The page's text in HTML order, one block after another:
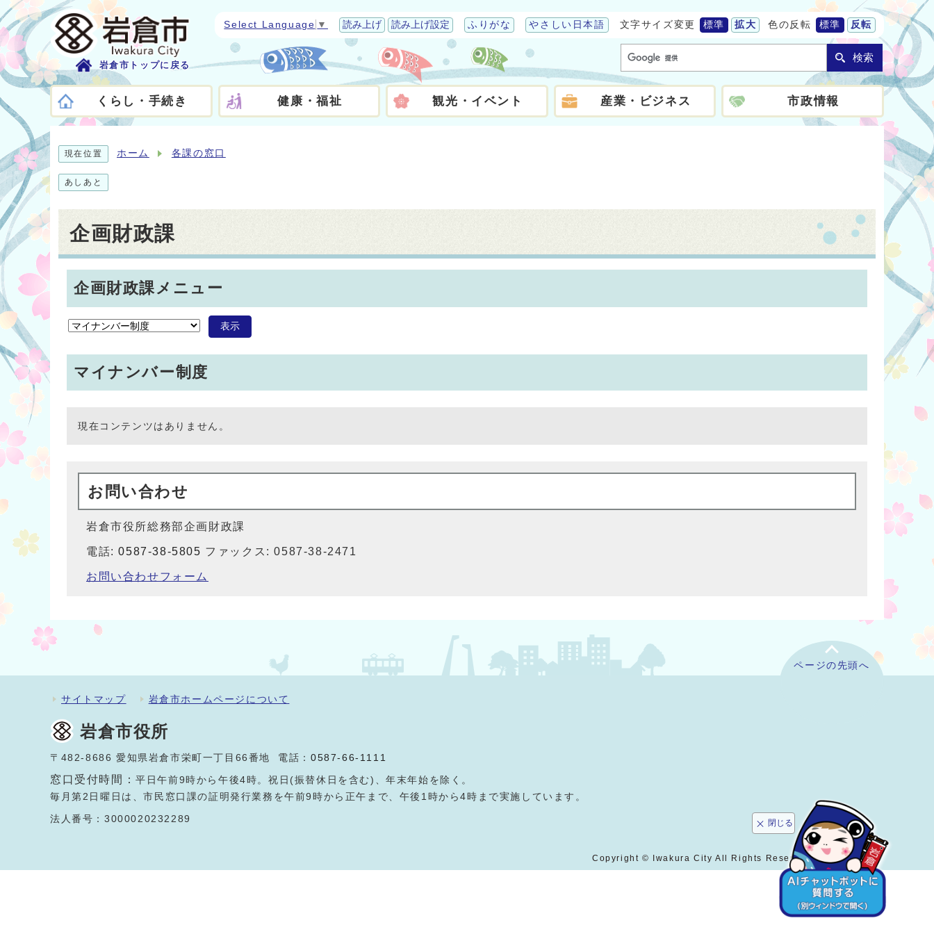
岩倉市トップに戻る
Select Language ▼ 読み上げ 読み上げ設定 ふりがな やさしい日本語 文字サイズ変更 標準 拡大 色の反転 標準 反転
検索
くらし・手続き 健康・福祉 観光・イベント 産業・ビジネス 市政情報
現在位置 ホーム 各課の窓口
あしあと
企画財政課
企画財政課メニュー
表示
マイナンバー制度
現在コンテンツはありません。
お問い合わせ
岩倉市役所総務部企画財政課
電話:0587-38-5805 ファックス: 0587-38-2471
お問い合わせフォーム
閉じる
ページの先頭へ
サイトマップ 岩倉市ホームページについて
岩倉市役所
〒482-8686 愛知県岩倉市栄町一丁目66番地 電話：0587-66-1111
窓口受付時間：平日午前9時から午後4時。祝日(振替休日を含む)、年末年始を除く。
毎月第2日曜日は、市民窓口課の証明発行業務を午前9時から正午まで、午後1時から4時まで実施しています。
法人番号：3000020232289
Copyright © Iwakura City All Rights Reserved.